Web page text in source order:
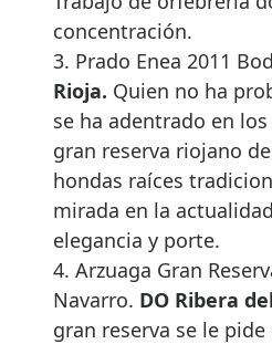
concentración.
3. Prado Enea 2011
Rioja. Quien no ha
se ha adentrado en
gran reserva riojano
hondas raíces
mirada en la
elegancia y porte.
4. Arzuaga Gran
Navarro. DO Ribera
gran reserva se le pide